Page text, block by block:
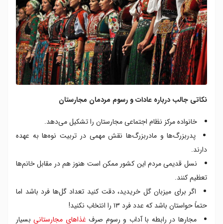
نکاتی جالب درباره عادات و رسوم مردمان مجارستان
خانواده مرکز نظام اجتماعی مجارستان را تشکیل می‌دهد.
پدربزرگ‌ها و مادربزرگ‌ها نقش مهمی در تربیت نوه‌ها به عهده
دارند.
نسل قدیمی مردم این کشور ممکن است هنوز هم در مقابل خانم‌ها
تعظیم کنند.
اگر برای میزبان گل خریدید، دقت کنید تعداد گل‌ها فرد باشد اما
حتماً حواستان باشد که عدد فرد ۱۳ را انتخاب نکنید!
مجارها در رابطه با آداب و رسوم صرف غذاهای مجارستانیبسیار